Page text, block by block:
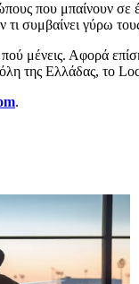
που μπαίνουν
τι συμβαίνει γύρω
μένεις. Αφορά
της Ελλάδας, το
.